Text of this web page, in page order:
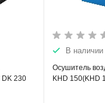
DK 230
В наличии
Осушитель
KHD 150(KHD